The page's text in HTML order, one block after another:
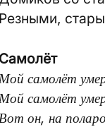
Резными,
Самолёт
Мой самолёт
Мой самолёт
Вот он, на